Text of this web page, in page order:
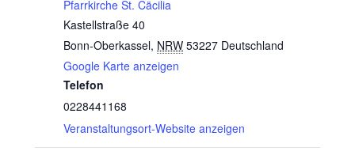
Pfarrkirche St. Cäcilia
Kastellstraße 40
Bonn-Oberkassel, NRW 53227 Deutschland
Google Karte anzeigen
Telefon
0228441168
Veranstaltungsort-Website anzeigen